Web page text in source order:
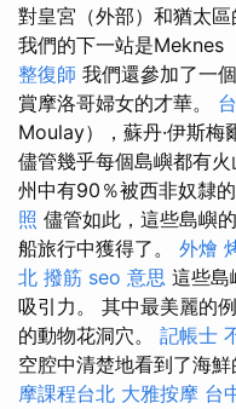
對皇宮（外部）和猶太
我們的下一站是Meknes
整復師 我們還參加了一
賞摩洛哥婦女的才華。
Moulay），蘇丹·伊斯梅
儘管幾乎每個島嶼都有
州中有90％被西非奴隸
照 儘管如此，這些島嶼
船旅行中獲得了。 外燴
北 撥筋 seo 意思 這些島
吸引力。 其中最美麗的
的動物花洞穴。 記帳士
空腔中清楚地看到了海鮮
摩課程台北 大雅按摩 台